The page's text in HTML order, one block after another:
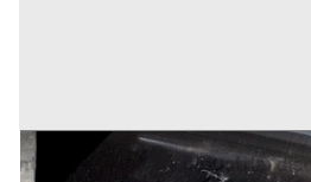
19#9716 Accessori per